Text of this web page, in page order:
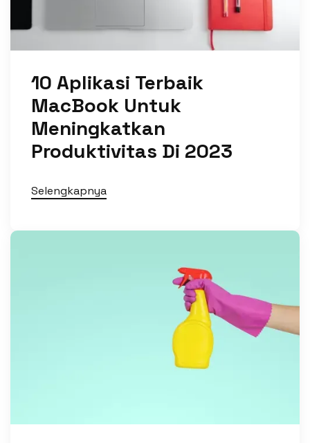
10 Aplikasi Terbaik
MacBook Untuk
Meningkatkan
Produktivitas Di 2023
Selengkapnya